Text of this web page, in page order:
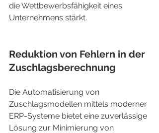
die Wettbewerbsfähigkeit eines
Unternehmens stärkt.
Reduktion von Fehlern in der
Zuschlagsberechnung
Die Automatisierung von
Zuschlagsmodellen mittels moderner
ERP-Systeme bietet eine zuverlässige
Lösung zur Minimierung von